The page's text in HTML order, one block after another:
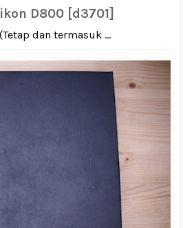
D800 [d3701]
dan termasuk ...